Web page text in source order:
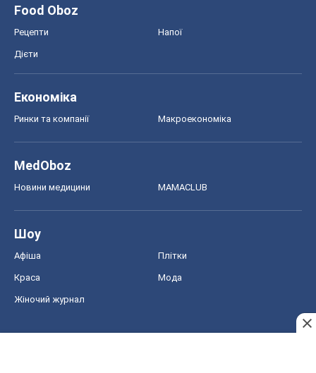
Food Oboz
Рецепти Напої
Дієти
Економіка
Ринки та компанії Макроекономіка
MedOboz
Новини медицини MAMACLUB
Шоу
Афіша Плітки
Краса Мода
Жіночий журнал